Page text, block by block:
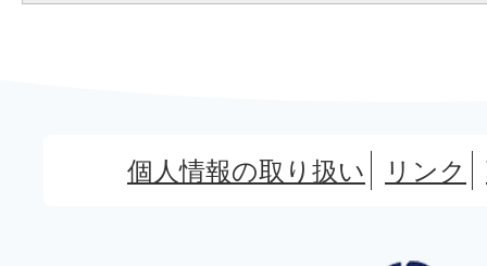
個人情報の取り扱い リンク